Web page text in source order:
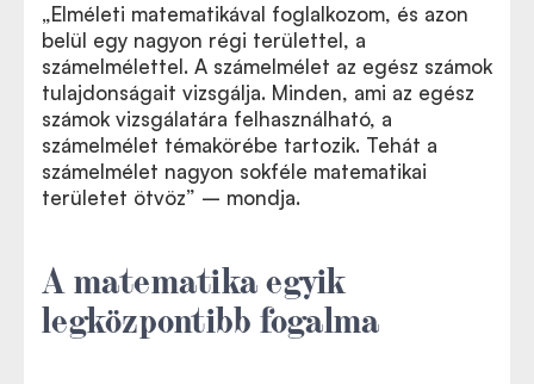
„Elméleti matematikával foglalkozom, és azon
belül egy nagyon régi területtel, a
számelmélettel. A számelmélet az egész számok
tulajdonságait vizsgálja. Minden, ami az egész
számok vizsgálatára felhasználható, a
számelmélet témakörébe tartozik. Tehát a
számelmélet nagyon sokféle matematikai
területet ötvöz” – mondja.
A matematika egyik
legközpontibb fogalma